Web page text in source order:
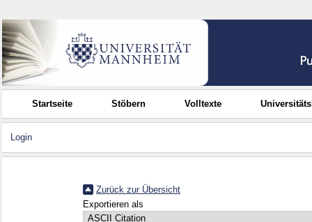
Startseite Stöbern Volltexte
Login
Zurück zur Übersicht
Exportieren als